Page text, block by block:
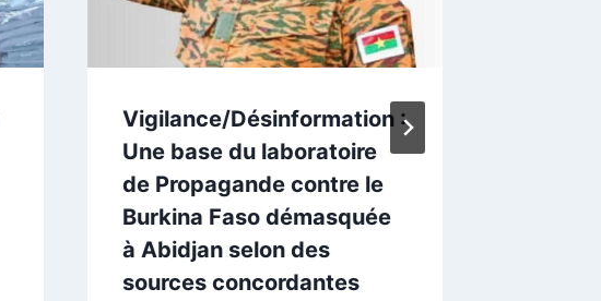
Vigilance/Désinformation :
Une base du laboratoire
de Propagande contre le
Burkina Faso démasquée
à Abidjan selon des
sources concordantes